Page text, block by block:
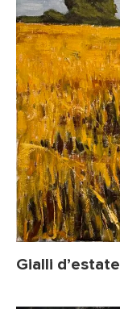
Gialli d’estate